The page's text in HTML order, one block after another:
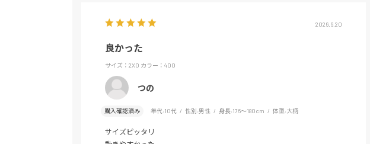
2026.6.20
良かった
サイズ：2XO カラー：400
つの
購入確認済み 年代:10代 性別:男性 身長:176～180cm 体型:大柄
サイズピッタリ